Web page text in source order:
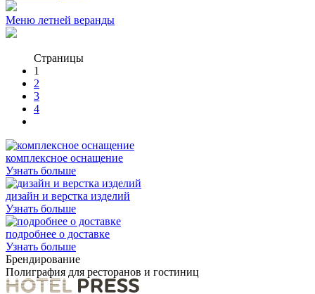
Меню летней веранды
Страницы
1
2
3
4
комплексное оснащение
Узнать больше
дизайн и верстка изделий
Узнать больше
подробнее о доставке
Узнать больше
Брендирование
Полиграфия для ресторанов и гостиниц